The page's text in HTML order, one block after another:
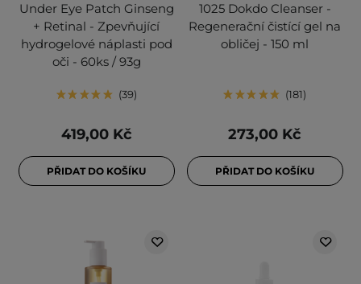
Under Eye Patch Ginseng
+ Retinal - Zpevňující
hydrogelové náplasti pod
oči - 60ks / 93g
39
419,00 Kč
PŘIDAT DO KOŠÍKU
1025 Dokdo Cleanser -
Regenerační čistící gel na
obličej - 150 ml
181
273,00 Kč
PŘIDAT DO KOŠÍKU